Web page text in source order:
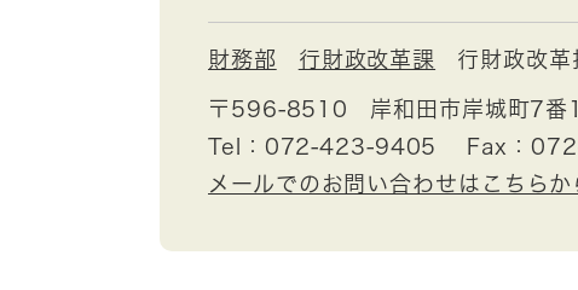
財務部 行財政改革課 行財政改革
〒596-8510
岸和田市岸城町7
Tel：072-423-9405
Fax：
メールでのお問い合わせはこちらか